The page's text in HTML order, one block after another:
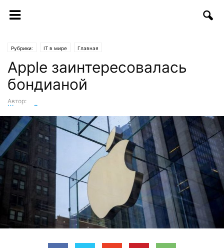
Рубрики: IT в мире Главная
Apple заинтересовалась
бондианой
Автор:
Шухрат Саттаров